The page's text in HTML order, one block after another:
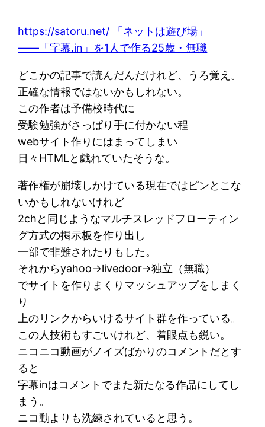
https://satoru.net/
「ネットは遊び場」
――「字幕.in」を1人で作る25歳・無職
どこかの記事で読んだんだけれど、うろ覚え。
正確な情報ではないかもしれない。
この作者は予備校時代に
受験勉強がさっぱり手に付かない程
webサイト作りにはまってしまい
日々HTMLと戯れていたそうな。
著作権が崩壊しかけている現在ではピンとこな
いかもしれないけれど
2chと同じようなマルチスレッドフローティン
グ方式の掲示板を作り出し
一部で非難されたりもした。
それからyahoo→livedoor→独立（無職）
でサイトを作りまくりマッシュアップをしまく
り
上のリンクからいけるサイト群を作っている。
この人技術もすごいけれど、着眼点も鋭い。
ニコニコ動画がノイズばかりのコメントだとす
ると
字幕inはコメントでまた新たなる作品にしてし
まう。
ニコ動よりも洗練されていると思う。